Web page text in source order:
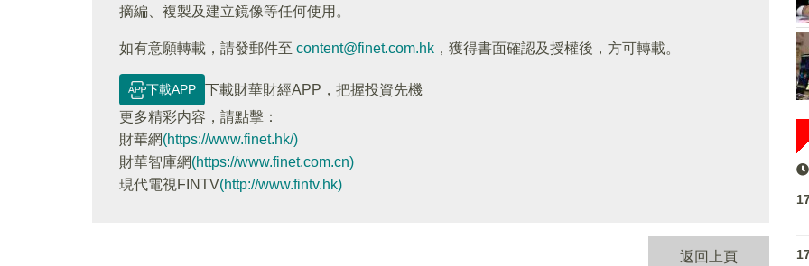
摘編、複製及建立鏡像等任何使用。
如有意願轉載，請發郵件至 content@finet.com.hk ，獲得書面確認及授權後，方可轉載。
下載APP
下載財華財經APP，把握投資先機
更多精彩内容，請點擊：
財華網(https://www.finet.hk/)
財華智庫網(https://www.finet.com.cn)
現代電視FINTV(http://www.fintv.hk)
返回上頁